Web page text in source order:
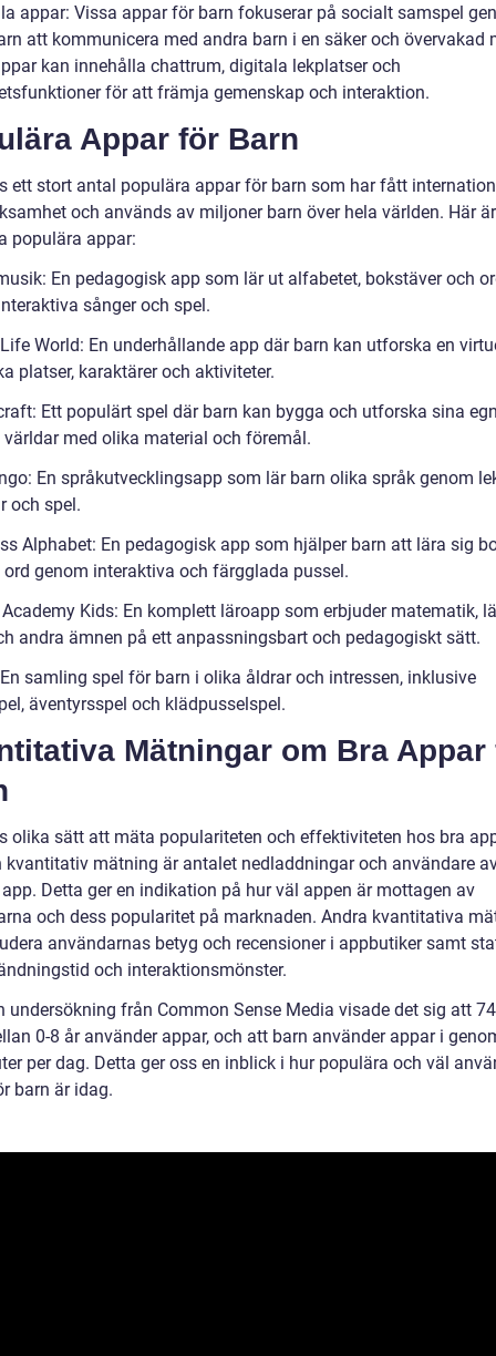
appar: Vissa appar för barn fokuserar på socialt samspel
att kommunicera med andra barn i en säker och övervakad
kan innehålla chattrum, digitala lekplatser och
för att främja gemenskap och interaktion.
Appar för Barn
ett stort antal populära appar för barn som har fått
och används av miljoner barn över hela världen. Här
populära appar:
En pedagogisk app som lär ut alfabetet, bokstäver och
sånger och spel.
World: En underhållande app där barn kan utforska en
platser, karaktärer och aktiviteter.
Ett populärt spel där barn kan bygga och utforska sina
med olika material och föremål.
En språkutvecklingsapp som lär barn olika språk genom
och spel.
Alphabet: En pedagogisk app som hjälper barn att lära sig
genom interaktiva och färgglada pussel.
Kids: En komplett läroapp som erbjuder matematik,
andra ämnen på ett anpassningsbart och pedagogiskt sätt.
samling spel för barn i olika åldrar och intressen, inklusive
äventyrsspel och klädpusselspel.
Mätningar om Bra Appar
olika sätt att mäta populariteten och effektiviteten hos bra
kvantitativ mätning är antalet nedladdningar och användare
Detta ger en indikation på hur väl appen är mottagen av
och dess popularitet på marknaden. Andra kvantitativa
användarnas betyg och recensioner i appbutiker samt
och interaktionsmönster.
undersökning från Common Sense Media visade det sig att
0-8 år använder appar, och att barn använder appar i
per dag. Detta ger oss en inblick i hur populära och väl
barn är idag.